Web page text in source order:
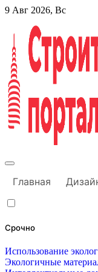
Перейти
содержанию
9 Авг 2026, Вс
Главная
Срочно
Использование
Экологичные